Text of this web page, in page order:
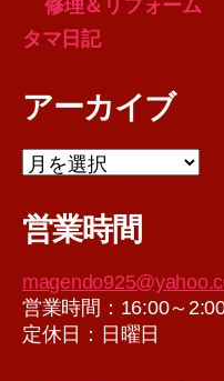
修理＆リフォーム
タマ日記
アーカイブ
ア
ー
イ
営業時間
営業時間：16:00～
定休日：日曜日